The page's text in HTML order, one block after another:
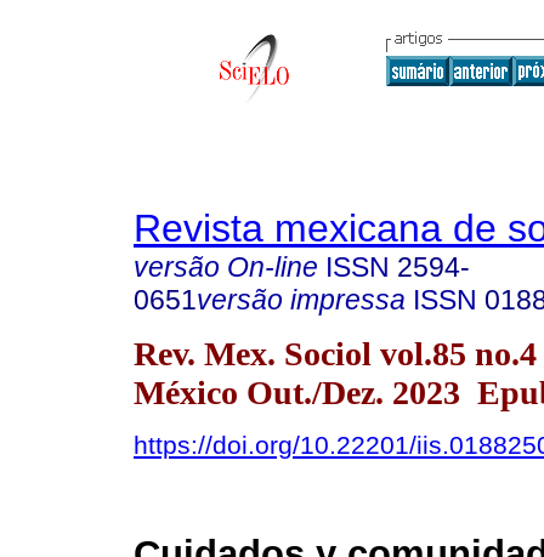
Revista mexicana de
versão On-line ISSN 2594-
0651versão impressa ISSN
Rev. Mex. Sociol vol.85
México Out./Dez. 2023
https://doi.org/10.22201/